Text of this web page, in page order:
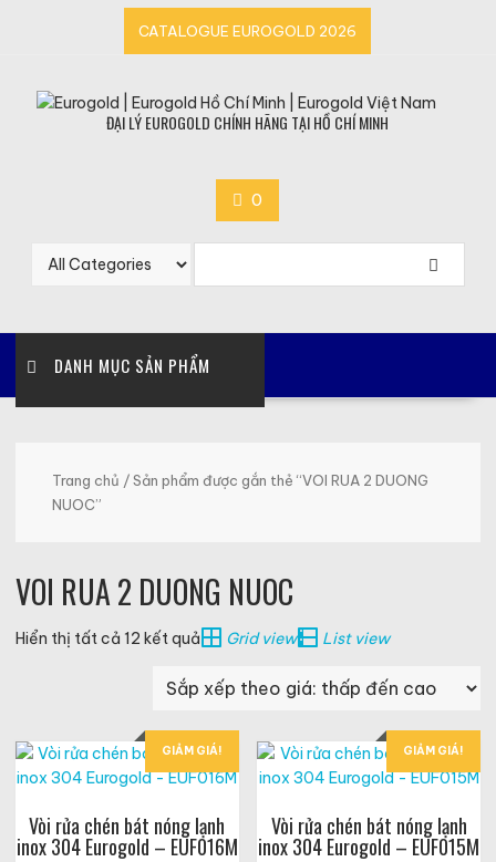
CATALOGUE EUROGOLD 2026
ĐẠI LÝ EUROGOLD CHÍNH HÃNG TẠI HỒ CHÍ MINH
0
DANH MỤC SẢN PHẨM
Trang chủ / Sản phẩm được gắn thẻ “VOI RUA 2 DUONG
NUOC”
VOI RUA 2 DUONG NUOC
Hiển thị tất cả 12 kết quảĐã
xếp
giá:
thấp
đến
Grid view List view
GIẢM GIÁ!
Vòi rửa chén bát nóng lạnh
inox 304 Eurogold – EUF016M
GIẢM GIÁ!
Vòi rửa chén bát nóng lạnh
inox 304 Eurogold – EUF015M